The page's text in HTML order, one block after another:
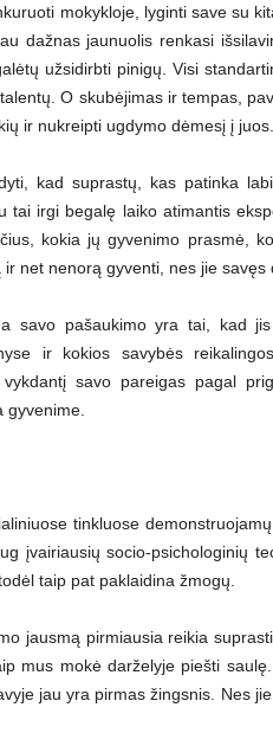
mokykloje, lyginti save su
dažnas jaunuolis renkasi
užsidirbti pinigų. Visi
O skubėjimas ir tempas,
ir nukreipti ugdymo dėmesį į juos.
kad suprastų, kas patinka
tai irgi begalę laiko atimantis
kokia jų gyvenimo prasmė,
net nenorą gyventi, nes jie savęs
savo pašaukimo yra tai, kad
ir kokios savybės
savo pareigas pagal
gyvenime.
tinkluose
įvairiausių socio-psichologinių
taip pat paklaidina žmogų.
jausmą pirmiausia reikia
mus mokė darželyje piešti
jau yra pirmas žingsnis. Nes